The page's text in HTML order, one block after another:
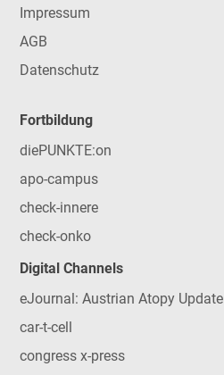
Impressum
AGB
Datenschutz
Fortbildung
diePUNKTE:on
apo-campus
check-innere
check-onko
Digital Channels
eJournal: Austrian Atopy Update
car-t-cell
congress x-press